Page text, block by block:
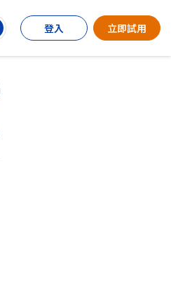
登入 立即試用